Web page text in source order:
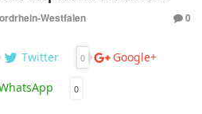
Westfalen 0
Twitter 0 Google+
0